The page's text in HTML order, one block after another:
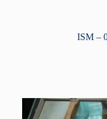
ISM –